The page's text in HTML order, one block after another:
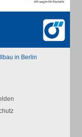
in Berlin